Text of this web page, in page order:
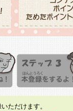
ただけます。